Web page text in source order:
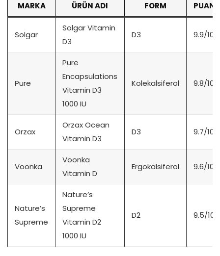
MARKA ÜRÜN ADI FORM PUAN
Solgar
Solgar Vitamin
D3
D3 9.9/10
Pure
Pure
Encapsulations
Vitamin D3
1000 IU
Kolekalsiferol 9.8/10
Orzax
Orzax Ocean
Vitamin D3
D3 9.7/10
Voonka
Voonka
Vitamin D
Ergokalsiferol 9.6/10
Nature’s
Supreme
Nature’s
Supreme
Vitamin D2
1000 IU
D2 9.5/10